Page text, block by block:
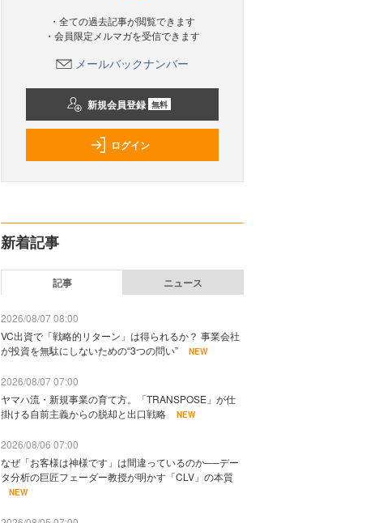
・全ての過去記事が閲覧できます
・会員限定メルマガを受信できます
メールバックナンバー
新規会員登録 無料
ログイン
新着記事
記事 ニュース
2026/08/07 08:00
VC出資で「戦略的リターン」は得られるか？ 事業会社
が投資を無駄にしないための“3つの問い”
NEW
2026/08/07 07:00
ヤマハ流・新規事業の育て方。「TRANSPOSE」が仕
掛ける自前主義からの脱却と出口戦略
NEW
2026/08/06 07:00
なぜ「お客様は神様です」は間違っているのか──デー
タ分析の巨匠フェーダー教授が明かす「CLV」の本質
NEW